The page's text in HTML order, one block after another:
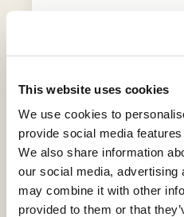
This website uses cookies
We use cookies to
provide social media
We also share information
our social media, advertising
may combine it with other
provided to them or that
$11.25/monthly